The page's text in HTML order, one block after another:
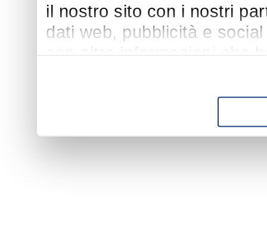
il nostro sito con i nostri
dati web, pubblicità e